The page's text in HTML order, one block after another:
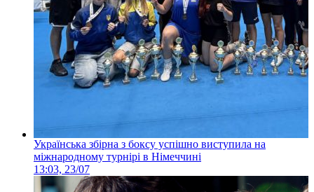
Українська збірна з боксу успішно виступила на
міжнародному турнірі в Німеччині
13:03, 23/07